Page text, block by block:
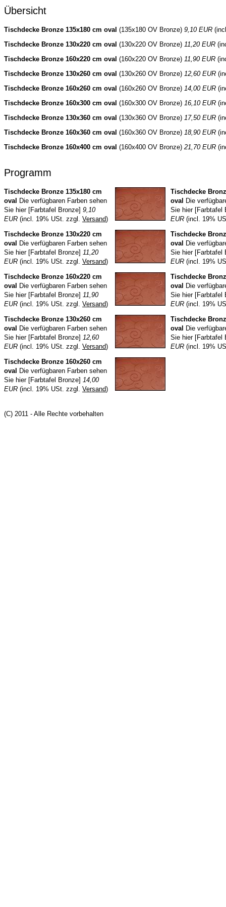
Übersicht
Tischdecke Bronze 135x180 cm oval (135x180 OV Bronze) 9,10 EUR
Tischdecke Bronze 130x220 cm oval (130x220 OV Bronze) 11,20 EUR
Tischdecke Bronze 160x220 cm oval (160x220 OV Bronze) 11,90 EUR
Tischdecke Bronze 130x260 cm oval (130x260 OV Bronze) 12,60 EUR
Tischdecke Bronze 160x260 cm oval (160x260 OV Bronze) 14,00 EUR
Tischdecke Bronze 160x300 cm oval (160x300 OV Bronze) 16,10 EUR
Tischdecke Bronze 130x360 cm oval (130x360 OV Bronze) 17,50 EUR
Tischdecke Bronze 160x360 cm oval (160x360 OV Bronze) 18,90 EUR
Tischdecke Bronze 160x400 cm oval (160x400 OV Bronze) 21,70 EUR
Programm
Tischdecke Bronze 135x180 cm
oval Die verfügbaren Farben sehen
Sie hier [Farbtafel Bronze] 9,10
EUR (incl. 19% USt. zzgl. Versand)
Tischdecke Bronze 130x220 cm
oval Die verfügbaren Farben sehen
Sie hier [Farbtafel Bronze] 11,20
EUR (incl. 19% USt. zzgl. Versand)
Tischdecke Bronze 160x220 cm
oval Die verfügbaren Farben sehen
Sie hier [Farbtafel Bronze] 11,90
EUR (incl. 19% USt. zzgl. Versand)
Tischdecke Bronze 130x260 cm
oval Die verfügbaren Farben sehen
Sie hier [Farbtafel Bronze] 12,60
EUR (incl. 19% USt. zzgl. Versand)
Tischdecke Bronze 160x260 cm
oval Die verfügbaren Farben sehen
Sie hier [Farbtafel Bronze] 14,00
EUR (incl. 19% USt. zzgl. Versand)
Tischdecke
oval Die
Sie hier [Farbtafel
EUR (incl. 19%
Tischdecke
oval Die
Sie hier [Farbtafel
EUR (incl. 19%
Tischdecke
oval Die
Sie hier [Farbtafel
EUR (incl. 19%
Tischdecke
oval Die
Sie hier [Farbtafel
EUR (incl. 19%
(C) 2011 - Alle Rechte vorbehalten